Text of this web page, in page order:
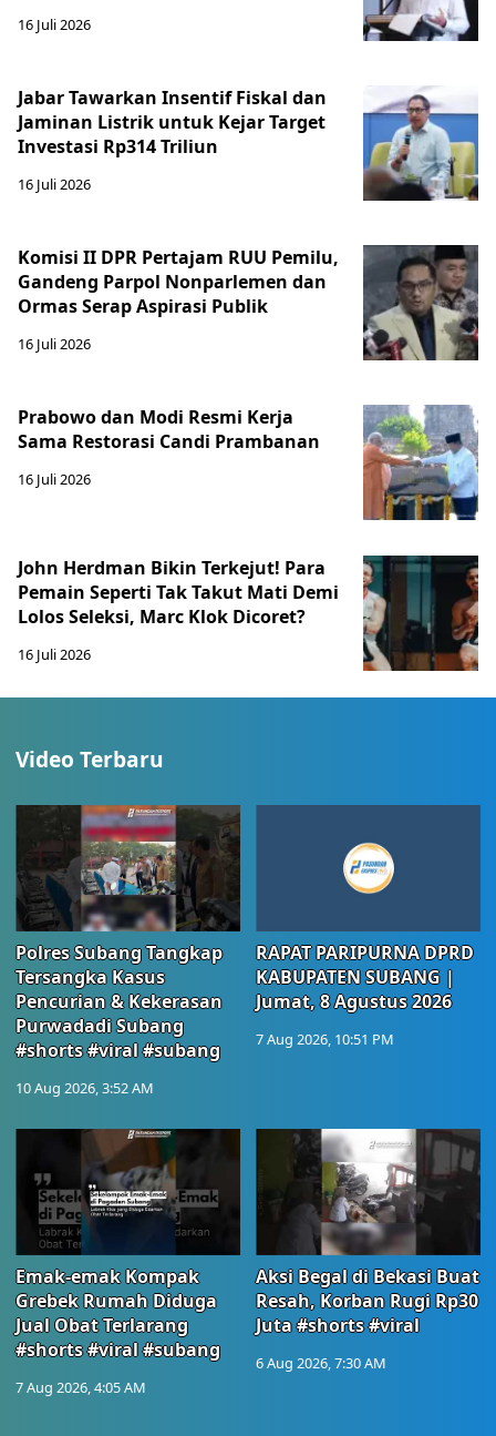
16 Juli 2026
Jabar Tawarkan Insentif Fiskal dan
Jaminan Listrik untuk Kejar Target
Investasi Rp314 Triliun
16 Juli 2026
Komisi II DPR Pertajam RUU Pemilu,
Gandeng Parpol Nonparlemen dan
Ormas Serap Aspirasi Publik
16 Juli 2026
Prabowo dan Modi Resmi Kerja
Sama Restorasi Candi Prambanan
16 Juli 2026
John Herdman Bikin Terkejut! Para
Pemain Seperti Tak Takut Mati Demi
Lolos Seleksi, Marc Klok Dicoret?
16 Juli 2026
Video Terbaru
Polres Subang Tangkap
Tersangka Kasus
Pencurian & Kekerasan
Purwadadi Subang
#shorts #viral #subang
10 Aug 2026, 3:52 AM
RAPAT PARIPURNA DPRD
KABUPATEN SUBANG |
Jumat, 8 Agustus 2026
7 Aug 2026, 10:51 PM
Emak-emak Kompak
Grebek Rumah Diduga
Jual Obat Terlarang
#shorts #viral #subang
7 Aug 2026, 4:05 AM
Aksi Begal di Bekasi Buat
Resah, Korban Rugi Rp30
Juta #shorts #viral
6 Aug 2026, 7:30 AM